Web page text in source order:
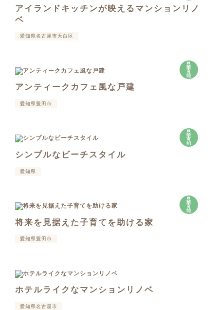
アイランドキッチンが映えるマンションリノ
ベ
愛知県名古屋市天白区
見
学
可
能
アンティークカフェ風な戸建
愛知県豊田市
見
学
可
能
シンプルなビーチスタイル
愛知県
見
学
可
能
将来を見据えた子育てを助ける家
愛知県豊田市
ホテルライクなマンションリノベ
愛知県名古屋市